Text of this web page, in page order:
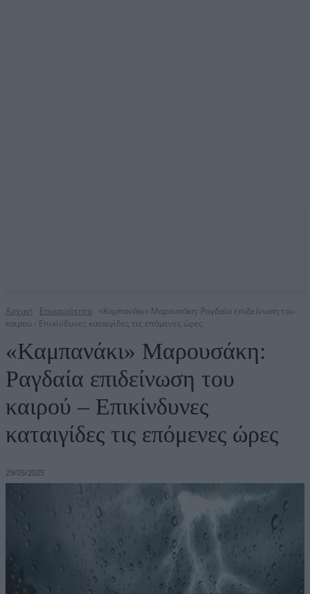
Αρχική Επικαιρότητα
«Καμπανάκι» Μαρουσάκη: Ραγδαία επιδείνωση του
καιρού - Επικίνδυνες καταιγίδες τις επόμενες ώρες
«Καμπανάκι» Μαρουσάκη:
Ραγδαία επιδείνωση του
καιρού – Επικίνδυνες
καταιγίδες τις επόμενες ώρες
29/05/2025